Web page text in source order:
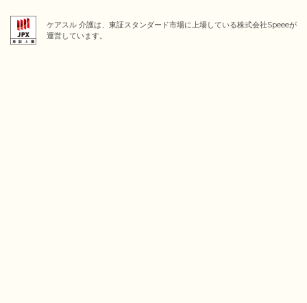
ケアスル 介護は、東証スタンダード市場に上場している株式会社Speeeが
運営しています。